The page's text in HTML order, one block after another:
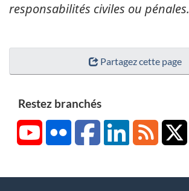
responsabilités civiles ou pénales.
Partagez cette page
Restez branchés
YouTubeFlickr FacebookLinkedInRSS